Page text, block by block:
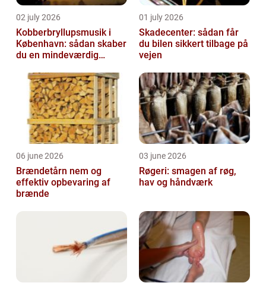
02 july 2026
Kobberbryllupsmusik i
København: sådan skaber
du en mindeværdig
01 july 2026
Skadecenter: sådan får
du bilen sikkert tilbage på
vejen
06 june 2026
Brændetårn nem og
effektiv opbevaring af
brænde
03 june 2026
Røgeri: smagen af røg,
hav og håndværk